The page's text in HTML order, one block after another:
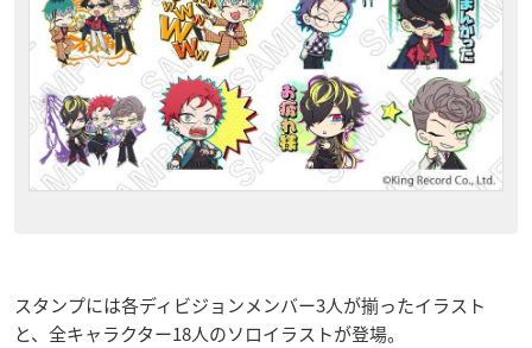
スタンプには各ディビジョンメンバー3人が揃ったイラスト
と、全キャラクター18人のソロイラストが登場。